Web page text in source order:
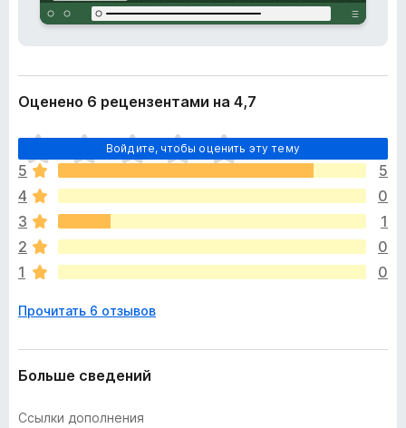
з
а
F
r
e
f
o
x
и
я
Оценено 6 рецензентами на 4,7
Войдите, чтобы оценить эту тему
О
ц
е
н
о
к
п
о
а
е
т
5
5
4
0
3
1
2
0
1
0
Прочитать 6 отзывов
Больше сведений
Ссылки дополнения